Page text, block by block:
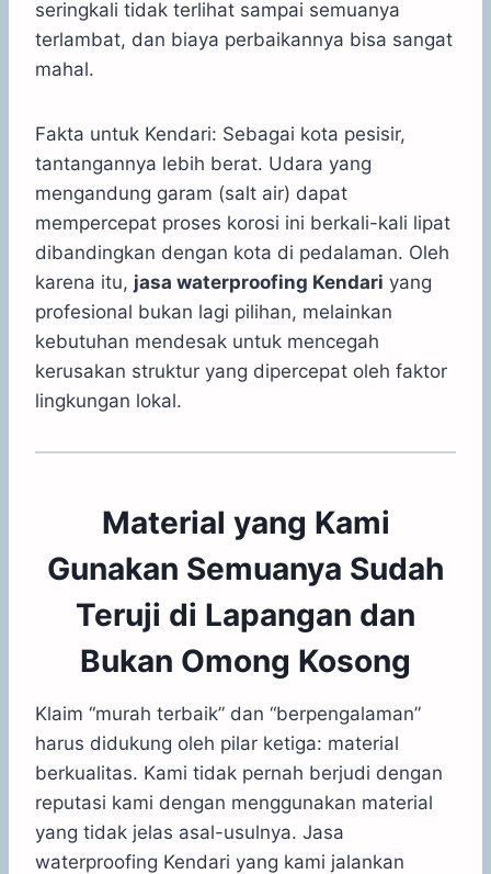
seringkali tidak terlihat sampai semuanya
terlambat, dan biaya perbaikannya bisa sangat
mahal.
Fakta untuk Kendari: Sebagai kota pesisir,
tantangannya lebih berat. Udara yang
mengandung garam (salt air) dapat
mempercepat proses korosi ini berkali-kali lipat
dibandingkan dengan kota di pedalaman. Oleh
karena itu, jasa waterproofing Kendari yang
profesional bukan lagi pilihan, melainkan
kebutuhan mendesak untuk mencegah
kerusakan struktur yang dipercepat oleh faktor
lingkungan lokal.
Material yang Kami
Gunakan Semuanya Sudah
Teruji di Lapangan dan
Bukan Omong Kosong
Klaim “murah terbaik” dan “berpengalaman”
harus didukung oleh pilar ketiga: material
berkualitas. Kami tidak pernah berjudi dengan
reputasi kami dengan menggunakan material
yang tidak jelas asal-usulnya. Jasa
waterproofing Kendari yang kami jalankan